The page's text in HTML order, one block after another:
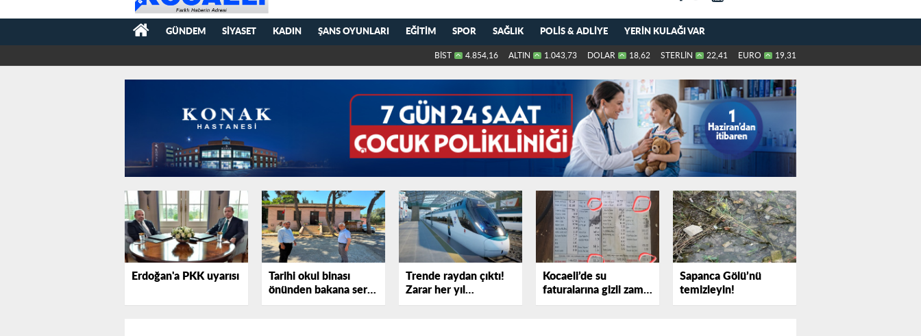
GÜNDEM SIYASET KADIN ŞANS OYUNLARI EĞITIM SPOR SAĞLIK POLIS & ADLIYE YERIN KULAĞI VAR
BİST 4.854,16 ALTIN 1.043,73 DOLAR 18,62 STERLİN 22,41 EURO 19,31
Erdoğan'a PKK uyarısı
Tarihi okul binası
önünden bakana sert
tepki gösterdi!
Trende raydan çıktı!
Zarar her yıl
katlanıyor
Kocaeli’de su
faturalarına gizli zam
iddiası
Sapanca Gölü’nü
temizleyin!